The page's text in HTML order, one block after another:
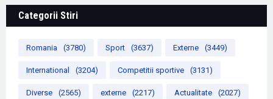
Categorii Stiri
Romania (3780) Sport (3637) Externe (3449)
International (3204) Competitii sportive (3131)
Diverse (2565) externe (2217) Actualitate (2027)